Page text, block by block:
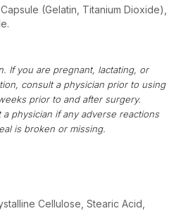
(Gelatin, Titanium Dioxide),
If you are pregnant, lactating, or
consult a physician prior to using
prior to and after surgery.
physician if any adverse reactions
is broken or missing.
Cellulose, Stearic Acid,